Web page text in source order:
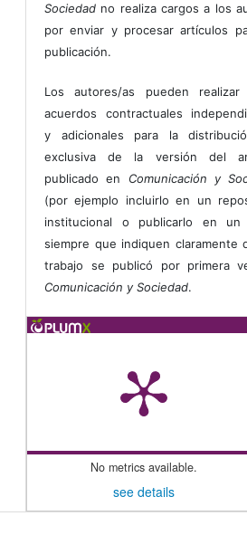
Sociedad no realiza cargos a los
por enviar y procesar artículos
publicación.
Los autores/as pueden realizar
acuerdos contractuales
y adicionales para la
exclusiva de la versión del
publicado en Comunicación y
(por ejemplo incluirlo en un
institucional o publicarlo en un
siempre que indiquen claramente
trabajo se publicó por primera
Comunicación y Sociedad.
No metrics available.
see details